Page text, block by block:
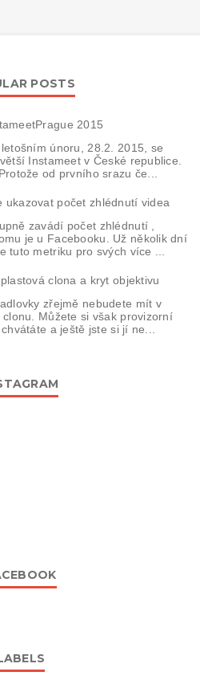
POSTS
2015
únoru, 28.2. 2015, se
Instameet v České republice.
od prvního srazu če...
ukazovat počet zhlédnutí videa
zavádí počet zhlédnutí ,
je u Facebooku. Už několik dní
tuto metriku pro svých více ...
clona a kryt objektivu
zřejmě nebudete mít v
Můžete si však provizorní
a ještě jste si jí ne...